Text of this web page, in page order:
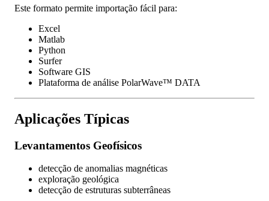
Este formato permite importação fácil para:
Excel
Matlab
Python
Surfer
Software GIS
Plataforma de análise PolarWave™ DATA
Aplicações Típicas
Levantamentos Geofísicos
detecção de anomalias magnéticas
exploração geológica
detecção de estruturas subterrâneas